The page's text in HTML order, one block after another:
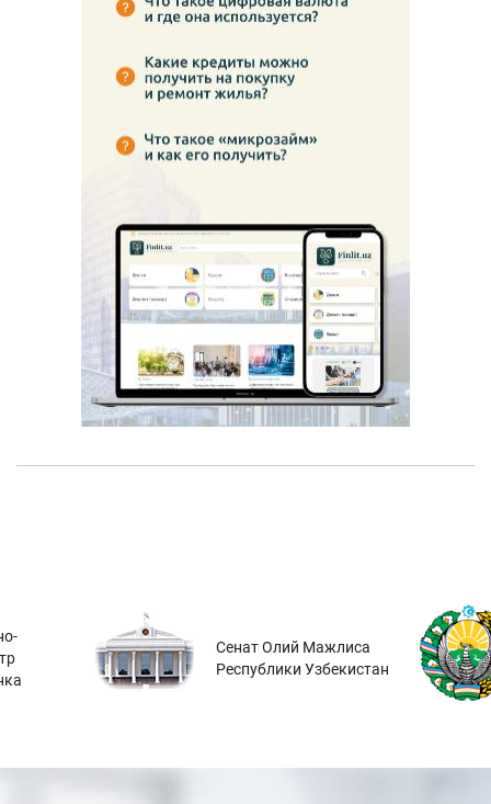
Сенат Олий Мажлиса
Республики Узбекистан